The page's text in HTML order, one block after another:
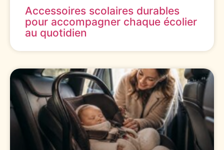
Accessoires scolaires durables
pour accompagner chaque écolier
au quotidien